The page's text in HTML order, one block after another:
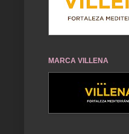
MARCA VILLENA